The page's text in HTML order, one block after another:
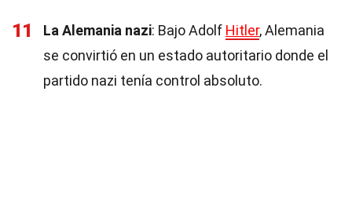
11 La Alemania nazi: Bajo Adolf Hitler, Alemania
se convirtió en un estado autoritario donde el
partido nazi tenía control absoluto.